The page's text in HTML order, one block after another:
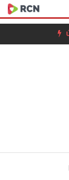
alinham ações